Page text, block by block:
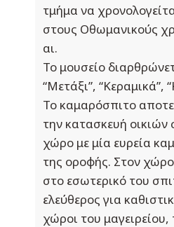
τμήμα να
στους Οθωμανικούς
αι.
Το μουσείο
“Μετάξι”, “Κεραμικά”,
Το καμαρόσπιτο
την κατασκευή
χώρο με μία ευρεία
της οροφής. Στον
στο εσωτερικό του
ελεύθερος για
χώροι του